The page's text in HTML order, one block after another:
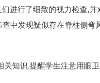
进行了细致的视力检查,
中发现疑似存在脊柱侧弯
知识,提醒学生注意用眼